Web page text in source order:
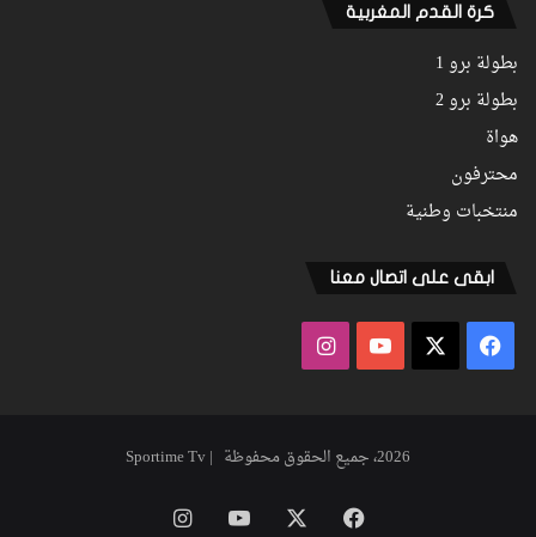
كرة القدم المغربية
بطولة برو 1
بطولة برو 2
هواة
محترفون
منتخبات وطنية
ابقى على اتصال معنا
فيسبوك ‫YouTubeانستقرام
2026، جميع الحقوق محفوظة | Sportime Tv
فيسبوك ‫YouTubeانستقرام